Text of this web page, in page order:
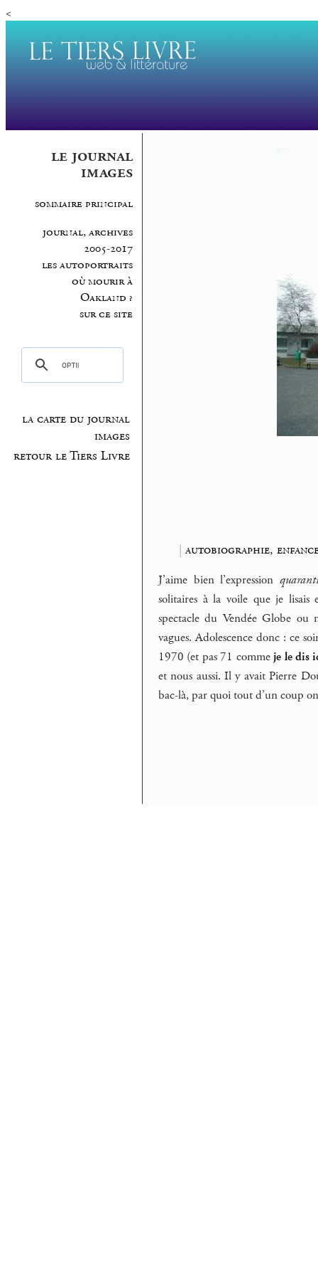
<
le journal
images
sommaire principal
journal, archives
2005-2017
les autoportraits
où mourir à
Oakland ?
sur ce site
la carte du journal
images
retour le Tiers Livre
|autobiographie,
J’aime bien l’expression
solitaires à la voile que je lisais
spectacle du Vendée Globe ou
vagues. Adolescence donc : ce
1970 (et pas 71 comme je le dis
et nous aussi. Il y avait Pierre
bac-là, par quoi tout d’un coup